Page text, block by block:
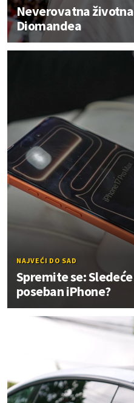
Neverovatna
Diomandea
NAJVEĆI DO SAD
Spremite se:
poseban iPhone?